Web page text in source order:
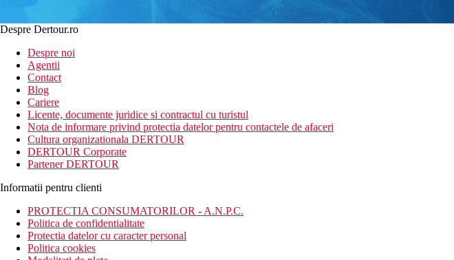
Despre Dertour.ro
Despre noi
Agentii
Contact
Blog
Cariere
Licente, documente juridice si contractul cu turistul
Nota de informare privind protectia datelor pentru contactele de afaceri
Cultura organizationala DERTOUR
DERTOUR Corporate
Partener DERTOUR
Informatii pentru clienti
PROTECTIA CONSUMATORILOR - A.N.P.C.
Politica de confidentialitate
Protectia datelor cu caracter personal
Politica cookies